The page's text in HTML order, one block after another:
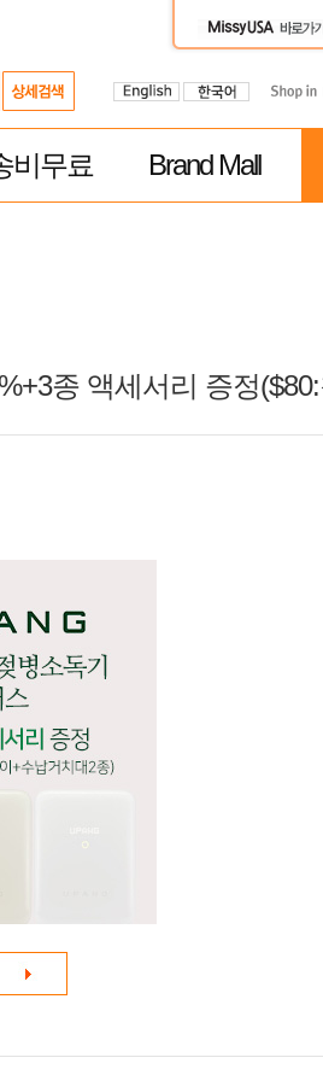
비무료 Brand Mall
종 액세서리 증정